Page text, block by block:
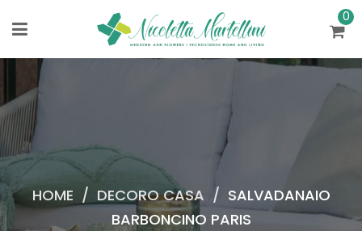
0
HOME / DECORO CASA / SALVADANAIO
BARBONCINO PARIS